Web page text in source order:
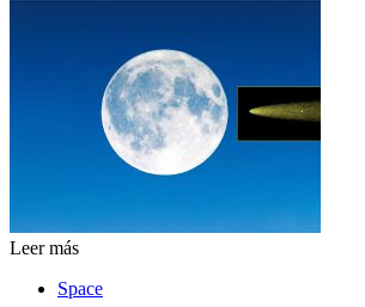
Leer más
Space